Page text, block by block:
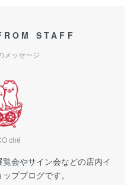
STAFF
メッセージ
ché
会やサイン会などの店内イ
プブログです。